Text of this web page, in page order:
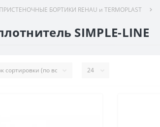
ПРИСТЕНОЧНЫЕ БОРТИКИ REHAU и TERMOPLAST
SIMPLE-LINE